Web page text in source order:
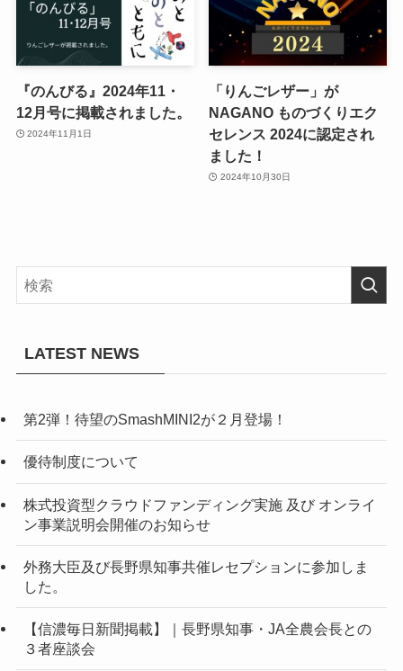
『のんびる』2024年11・
12月号に掲載されました。
2024年11月1日
「りんごレザー」が
NAGANO ものづくりエク
セレンス 2024に認定され
ました！
2024年10月30日
LATEST NEWS
第2弾！待望のSmashMINI2が２月登場！
優待制度について
株式投資型クラウドファンディング実施 及び オンライ
ン事業説明会開催のお知らせ
外務大臣及び長野県知事共催レセプションに参加しま
した。
【信濃毎日新聞掲載】｜長野県知事・JA全農会長との
３者座談会